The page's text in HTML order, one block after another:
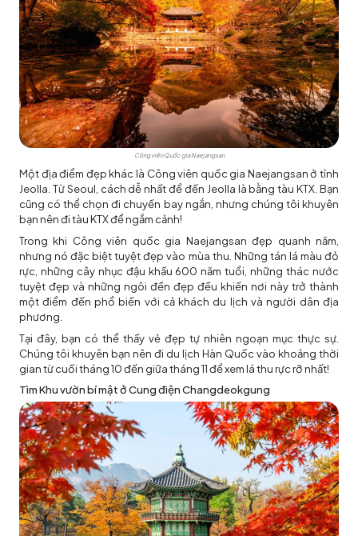
Công viên Quốc gia Naejangsan
Một địa điểm đẹp khác là Công viên quốc gia Naejangsan ở tỉnh
Jeolla. Từ Seoul, cách dễ nhất để đến Jeolla là bằng tàu KTX. Bạn
cũng có thể chọn đi chuyến bay ngắn, nhưng chúng tôi khuyên
bạn nên đi tàu KTX để ngắm cảnh!
Trong khi Công viên quốc gia Naejangsan đẹp quanh năm,
nhưng nó đặc biệt tuyệt đẹp vào mùa thu. Những tán lá màu đỏ
rực, những cây nhục đậu khấu 600 năm tuổi, những thác nước
tuyệt đẹp và những ngôi đền đẹp đều khiến nơi này trở thành
một điểm đến phổ biến với cả khách du lịch và người dân địa
phương.
Tại đây, bạn có thể thấy vẻ đẹp tự nhiên ngoạn mục thực sự.
Chúng tôi khuyên bạn nên đi du lịch Hàn Quốc vào khoảng thời
gian từ cuối tháng 10 đến giữa tháng 11 để xem lá thu rực rỡ nhất!
Tìm Khu vườn bí mật ở Cung điện Changdeokgung